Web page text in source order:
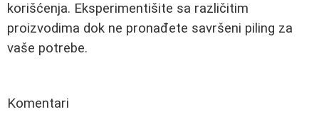
korišćenja. Eksperimentišite sa različitim
proizvodima dok ne pronađete savršeni piling za
vaše potrebe.
Komentari